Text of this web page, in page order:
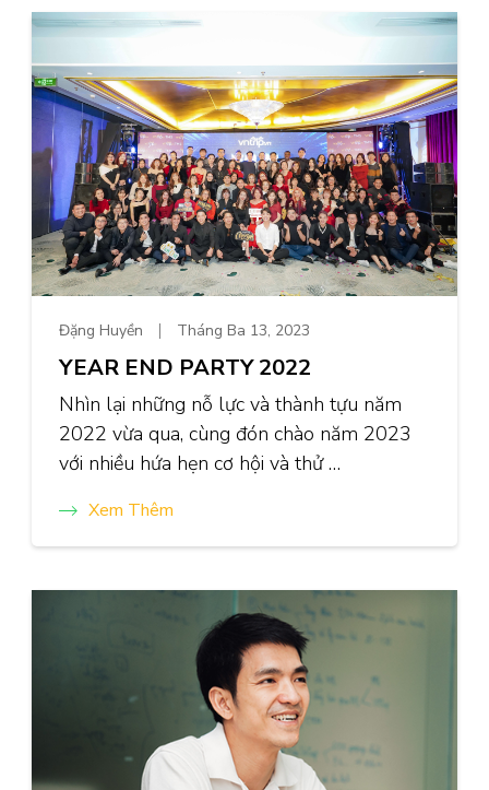
Đặng Huyền Tháng Ba 13, 2023
YEAR END PARTY 2022
Nhìn lại những nỗ lực và thành tựu năm
2022 vừa qua, cùng đón chào năm 2023
với nhiều hứa hẹn cơ hội và thử …
Xem Thêm